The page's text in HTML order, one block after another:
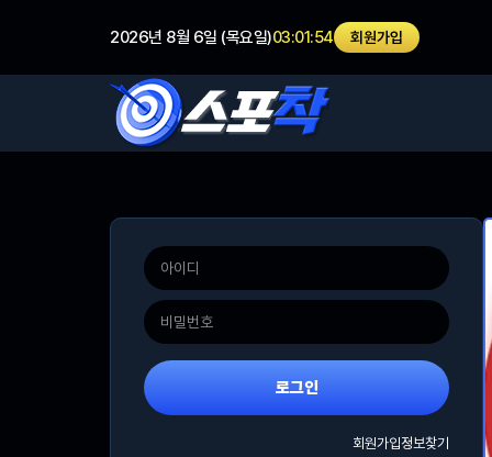
2026년 8월 6일 (목요일)03:01:54 회원가입
로그인
회원가입정보찾기